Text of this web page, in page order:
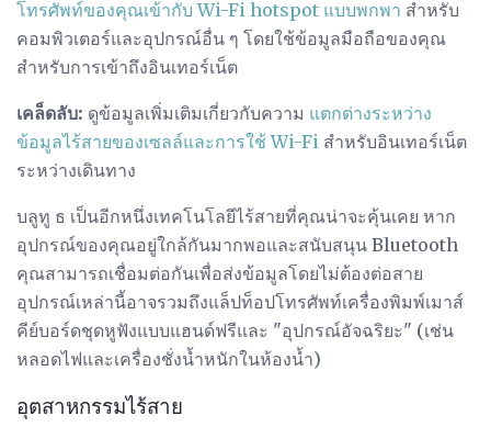
โทรศัพท์ของคุณเข้ากับ Wi-Fi hotspot แบบพกพา สำหรับ
คอมพิวเตอร์และอุปกรณ์อื่น ๆ โดยใช้ข้อมูลมือถือของคุณ
สำหรับการเข้าถึงอินเทอร์เน็ต
เคล็ดลับ: ดูข้อมูลเพิ่มเติมเกี่ยวกับความ แตกต่างระหว่าง
ข้อมูลไร้สายของเซลล์และการใช้ Wi-Fi สำหรับอินเทอร์เน็ต
ระหว่างเดินทาง
บลูทู ธ เป็นอีกหนึ่งเทคโนโลยีไร้สายที่คุณน่าจะคุ้นเคย หาก
อุปกรณ์ของคุณอยู่ใกล้กันมากพอและสนับสนุน Bluetooth
คุณสามารถเชื่อมต่อกันเพื่อส่งข้อมูลโดยไม่ต้องต่อสาย
อุปกรณ์เหล่านี้อาจรวมถึงแล็ปท็อปโทรศัพท์เครื่องพิมพ์เมาส์
คีย์บอร์ดชุดหูฟังแบบแฮนด์ฟรีและ "อุปกรณ์อัจฉริยะ" (เช่น
หลอดไฟและเครื่องชั่งน้ำหนักในห้องน้ำ)
อุตสาหกรรมไร้สาย